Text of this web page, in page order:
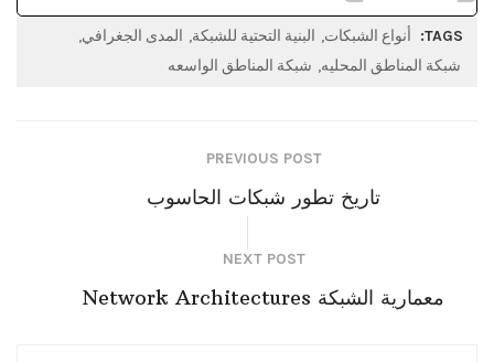
TAGS: أنواع الشبكات البنية التحتية للشبكة المدى الجغرافي
شبكة المناطق المحليه شبكة المناطق الواسعه
PREVIOUS POST
تاريخ تطور شبكات الحاسوب
NEXT POST
معمارية الشبكة Network Architectures